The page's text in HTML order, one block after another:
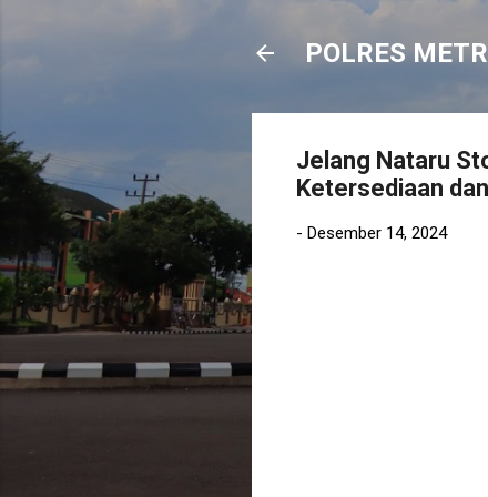
POLRES
Jelang Nataru
Ketersediaan
- Desember 14, 2024